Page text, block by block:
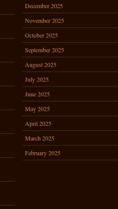
December 2025
November 2025
October 2025
September 2025
August 2025
July 2025
June 2025
May 2025
April 2025
March 2025
February 2025